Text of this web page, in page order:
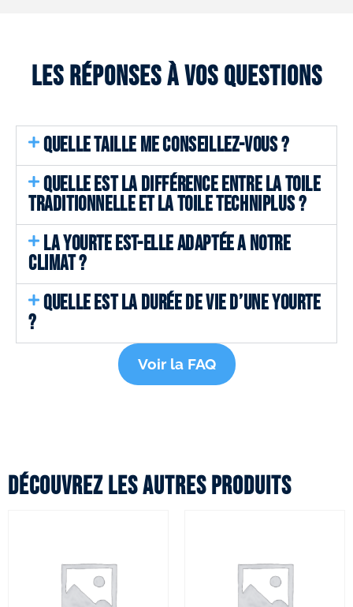
Les réponses à vos questions
QUELLE TAILLE ME CONSEILLEZ-VOUS ?
QUELLE EST LA DIFFÉRENCE ENTRE LA TOILE
TRADITIONNELLE ET LA TOILE TECHNIPLUS ?
LA YOURTE EST-ELLE ADAPTÉE A NOTRE
CLIMAT ?
QUELLE EST LA DURÉE DE VIE D’UNE YOURTE
?
Voir la FAQ
Découvrez les autres produits